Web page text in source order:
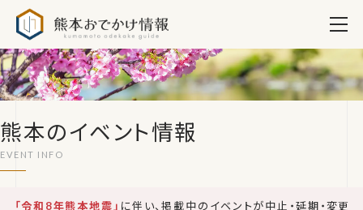
熊本のイベント情報
「令和8年熊本地震」 に伴い、掲載中のイベントが中止・延期・変更